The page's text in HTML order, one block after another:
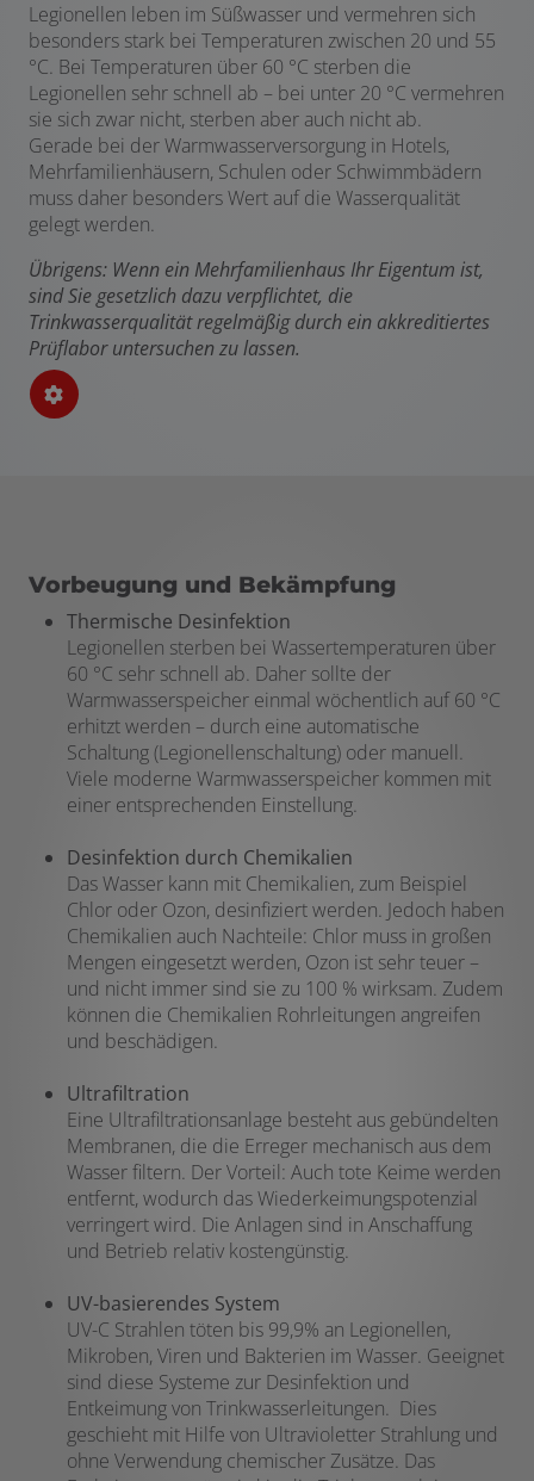
Legionellen leben im Süßwasser und vermehren sich
besonders stark bei Temperaturen zwischen 20 und 55
°C. Bei Temperaturen über 60 °C sterben die
Legionellen sehr schnell ab – bei unter 20 °C vermehren
sie sich zwar nicht, sterben aber auch nicht ab.
Gerade bei der Warmwasserversorgung in Hotels,
Mehrfamilienhäusern, Schulen oder Schwimmbädern
muss daher besonders Wert auf die Wasserqualität
gelegt werden.
Übrigens: Wenn ein Mehrfamilienhaus Ihr Eigentum ist,
sind Sie gesetzlich dazu verpflichtet, die
Trinkwasserqualität regelmäßig durch ein akkreditiertes
Prüflabor untersuchen zu lassen.
Vorbeugung und Bekämpfung
Thermische Desinfektion
Legionellen sterben bei Wassertemperaturen über
60 °C sehr schnell ab. Daher sollte der
Warmwasserspeicher einmal wöchentlich auf 60 °C
erhitzt werden – durch eine automatische
Schaltung (Legionellenschaltung) oder manuell.
Viele moderne Warmwasserspeicher kommen mit
einer entsprechenden Einstellung.
Desinfektion durch Chemikalien
Das Wasser kann mit Chemikalien, zum Beispiel
Chlor oder Ozon, desinfiziert werden. Jedoch haben
Chemikalien auch Nachteile: Chlor muss in großen
Mengen eingesetzt werden, Ozon ist sehr teuer –
und nicht immer sind sie zu 100 % wirksam. Zudem
können die Chemikalien Rohrleitungen angreifen
und beschädigen.
Ultrafiltration
Eine Ultrafiltrationsanlage besteht aus gebündelten
Membranen, die die Erreger mechanisch aus dem
Wasser filtern. Der Vorteil: Auch tote Keime werden
entfernt, wodurch das Wiederkeimungspotenzial
verringert wird. Die Anlagen sind in Anschaffung
und Betrieb relativ kostengünstig.
UV-basierendes System
UV-C Strahlen töten bis 99,9% an Legionellen,
Mikroben, Viren und Bakterien im Wasser. Geeignet
sind diese Systeme zur Desinfektion und
Entkeimung von Trinkwasserleitungen. Dies
geschieht mit Hilfe von Ultravioletter Strahlung und
ohne Verwendung chemischerZusätze. Das